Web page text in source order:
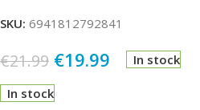
SKU: 6941812792841
€21.99 €19.99 In stock
In stock